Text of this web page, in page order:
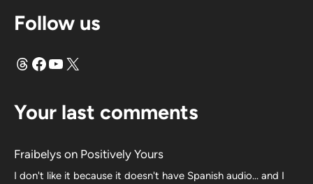
Follow us
Threads
Facebook
YouTube
X
Your last comments
Fraibelys on Positively Yours
I don't like it because it doesn't have Spanish audio... and I